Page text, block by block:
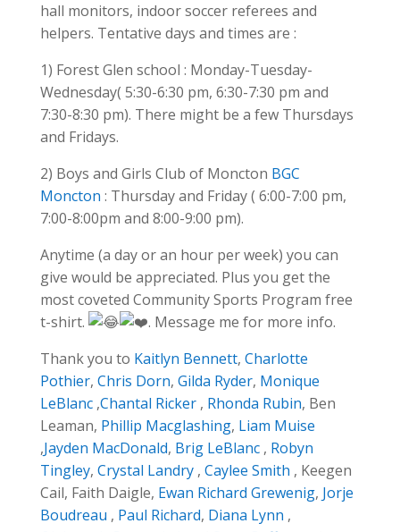
hall monitors, indoor soccer referees and
helpers. Tentative days and times are :
1) Forest Glen school : Monday-Tuesday-
Wednesday( 5:30-6:30 pm, 6:30-7:30 pm and
7:30-8:30 pm). There might be a few Thursdays
and Fridays.
2) Boys and Girls Club of Moncton BGC
Moncton : Thursday and Friday ( 6:00-7:00 pm,
7:00-8:00pm and 8:00-9:00 pm).
Anytime (a day or an hour per week) you can
give would be appreciated. Plus you get the
most coveted Community Sports Program free
t-shirt.
. Message me for more info.
Thank you to Kaitlyn Bennett, Charlotte
Pothier, Chris Dorn, Gilda Ryder, Monique
LeBlanc,Chantal Ricker, Rhonda Rubin, Ben
Leaman, Phillip Macglashing, Liam Muise
,Jayden MacDonald, Brig LeBlanc, Robyn
Tingley, Crystal Landry, Caylee Smith , Keegen
Cail, Faith Daigle, Ewan Richard Grewenig, Jorje
Boudreau , Paul Richard, Diana Lynn ,